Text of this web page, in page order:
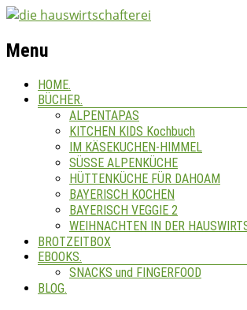
Menu
HOME.
BÜCHER.
ALPENTAPAS
KITCHEN KIDS Kochbuch
IM KÄSEKUCHEN-HIMMEL
SÜSSE ALPENKÜCHE
HÜTTENKÜCHE FÜR DAHOAM
BAYERISCH KOCHEN
BAYERISCH VEGGIE 2
WEIHNACHTEN IN DER
BROTZEITBOX
EBOOKS.
SNACKS und FINGERFOOD
BLOG.